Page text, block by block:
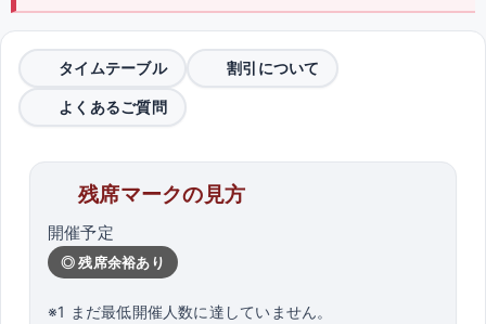
タイムテーブル 割引について
よくあるご質問
残席マークの見方
開催予定
◎ 残席余裕あり
※1 まだ最低開催人数に達していません。